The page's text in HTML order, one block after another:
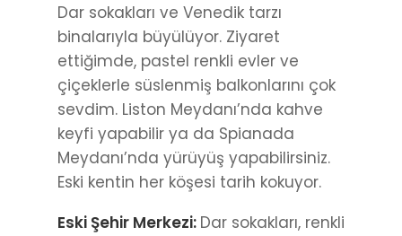
Dar sokakları ve Venedik tarzı
binalarıyla büyülüyor. Ziyaret
ettiğimde, pastel renkli evler ve
çiçeklerle süslenmiş balkonlarını çok
sevdim. Liston Meydanı’nda kahve
keyfi yapabilir ya da Spianada
Meydanı’nda yürüyüş yapabilirsiniz.
Eski kentin her köşesi tarih kokuyor.
Eski Şehir Merkezi: Dar sokakları, renkli